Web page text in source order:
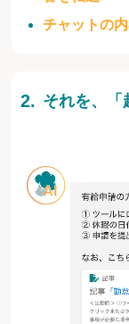
チャットの
それを、「